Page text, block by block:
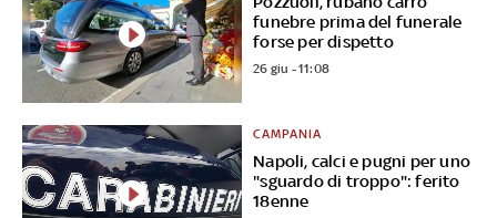
funebre prima del funerale
forse per dispetto
26 giu - 11:08
Napoli, calci e pugni per uno
"sguardo di troppo": ferito
18enne
CAMPANIA